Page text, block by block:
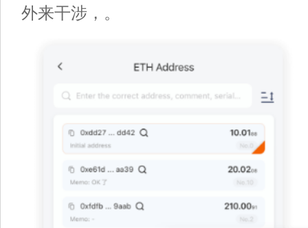
外来干涉，。